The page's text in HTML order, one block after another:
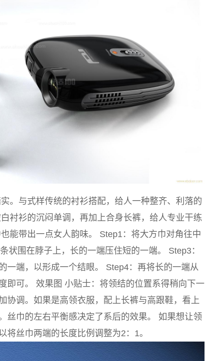
。与式样传统的衬衫搭配，给人一种整齐、利落的
衬衫的沉闷单调，再加上合身长裤，给人专业干练
能带出一点女人韵味。 Step1：将大方巾对角往中
状围在脖子上，长的一端压住短的一端。 Step3：
一端，以形成一个结眼。 Step4：再将长的一端从
即可。 效果图 小贴士：将领结的位置系得稍向下一
协调。如果是高领衣服，配上长裤与高跟鞋，看上
丝巾的左右平衡感决定了系后的效果。 如果想让领
丝巾两端的长度比例调整为2：1。